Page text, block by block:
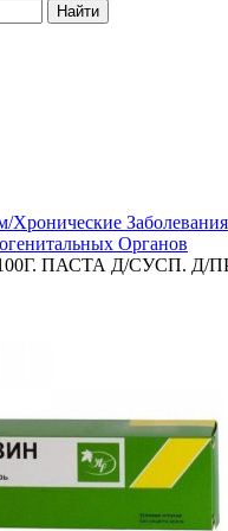
Найти
Хронические Заболевания
Органов
ПАСТА Д/СУСП. Д/